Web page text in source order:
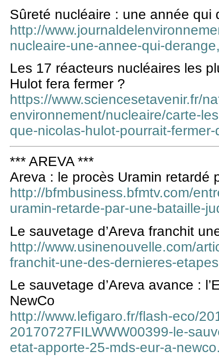
Sûreté nucléaire : une année qui
http://
nucleaire-une-annee-qui-
Les 17 réacteurs nucléaires les
Hulot fera fermer ?
https://www.sciencesetavenir.fr/
environnement/nucleaire/carte-
que-nicolas-hulot-pourrait-
*** AREVA ***
Areva : le procès Uramin retardé
http://bfmbusiness.bfmtv.com/
uramin-retarde-par-une-bataille-
Le sauvetage d’Areva franchit
http://www.usinenouvelle.com/
franchit-une-des-dernieres-
Le sauvetage d’Areva avance :
NewCo
http://www.lefigaro.fr/flash-eco/
20170727FILWWW00399-le-
etat-apporte-25-mds-eur-a-